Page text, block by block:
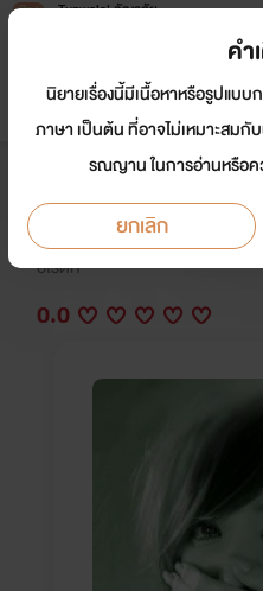
Tunwalai ธัญวลัย
หน้าแรก นิยาย อีบุ๊ก
ลมหวนรัก
นักเขียน: llสงดาว
อีโรติก
0.0
คำ
นิยายเรื่องนี้มีเนื้อหาหรือรูปแบ
ภาษา เป็นต้น ที่อาจไม่เหมาะสม
รณญาน ในการอ่านหรือค
ยกเลิก